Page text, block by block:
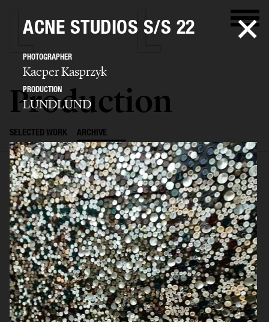
Production
SELECTED WORK ARCHIVE
ACNE STUDIOS S/S 22
PHOTOGRAPHER
Kacper Kasprzyk
PRODUCTION
LUNDLUND